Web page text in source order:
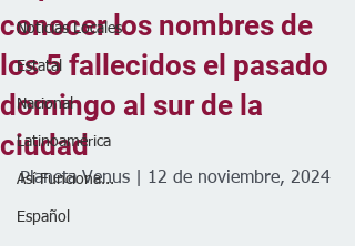
Noticias Locales
Estatal
Nacional
Latinoamérica
Así Funciona...
Español
conocer los nombres de
los 5 fallecidos el pasado
domingo al sur de la
ciudad
Planeta Venus | 12 de noviembre, 2024